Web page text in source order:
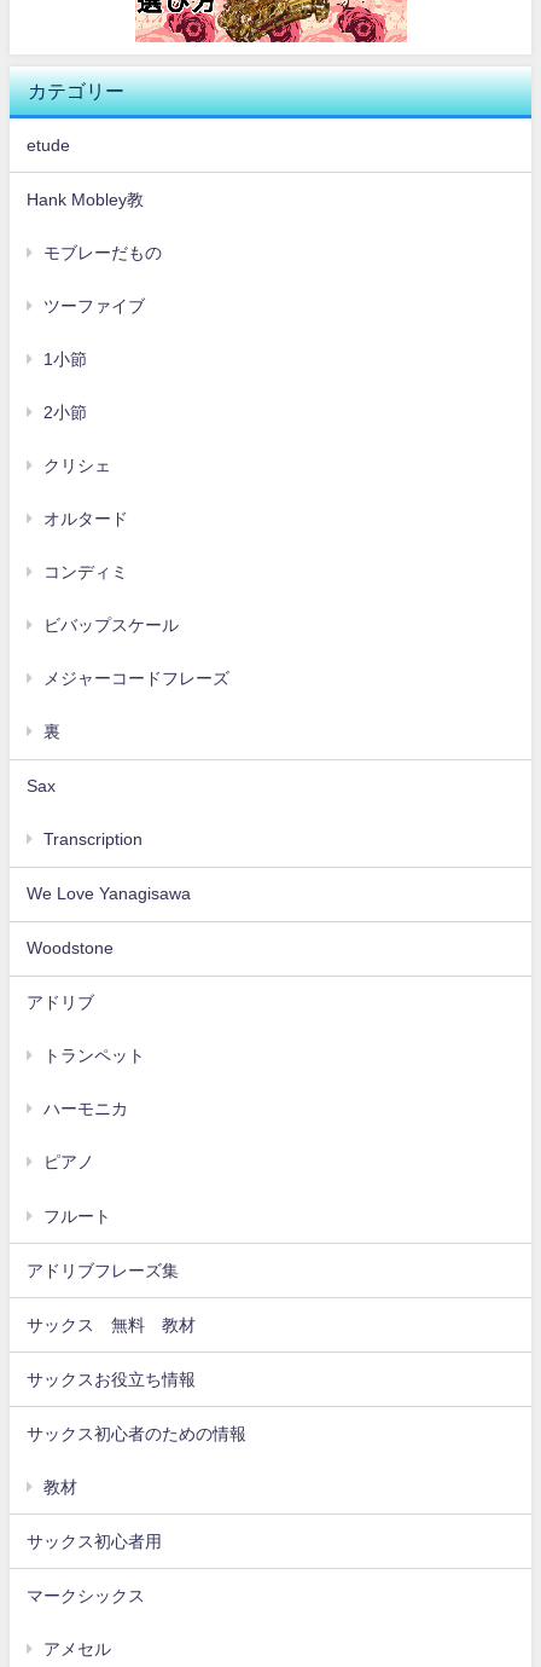
カテゴリー
etude
Hank Mobley教
モブレーだもの
ツーファイブ
1小節
2小節
クリシェ
オルタード
コンディミ
ビバップスケール
メジャーコードフレーズ
裏
Sax
Transcription
We Love Yanagisawa
Woodstone
アドリブ
トランペット
ハーモニカ
ピアノ
フルート
アドリブフレーズ集
サックス 無料 教材
サックスお役立ち情報
サックス初心者のための情報
教材
サックス初心者用
マークシックス
アメセル